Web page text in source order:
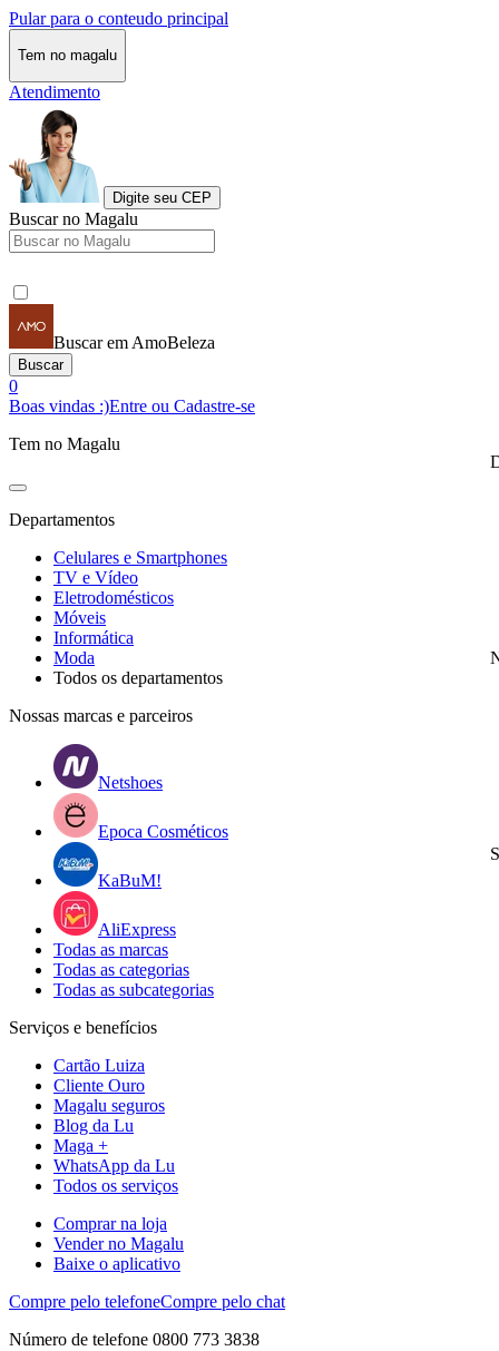
Pular para o conteudo principal
Tem no magalu
Atendimento
Digite seu CEP
Buscar no Magalu
Buscar em AmoBeleza
Buscar
0
Boas vindas :)Entre ou Cadastre-se
Tem no Magalu
Departamentos
Celulares e Smartphones
TV e Vídeo
Eletrodomésticos
Móveis
Informática
Moda
Todos os departamentos
Nossas marcas e parceiros
Netshoes
Epoca Cosméticos
KaBuM!
AliExpress
Todas as marcas
Todas as categorias
Todas as subcategorias
Serviços e benefícios
Cartão Luiza
Cliente Ouro
Magalu seguros
Blog da Lu
Maga +
WhatsApp da Lu
Todos os serviços
Comprar na loja
Vender no Magalu
Baixe o aplicativo
Compre pelo telefoneCompre pelo chat
Número de telefone 0800 773 3838